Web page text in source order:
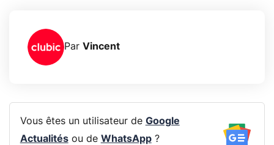
Par Vincent
Vous êtes un utilisateur de Google
Actualitésou de WhatsApp?